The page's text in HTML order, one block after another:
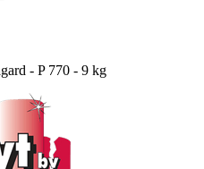
- P 770 - 9 kg